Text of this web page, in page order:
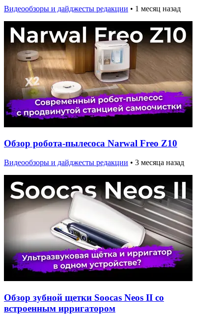
Видеообзоры и дайджесты редакции • 1 месяц назад
Обзор робота-пылесоса Narwal Freo Z10
Видеообзоры и дайджесты редакции • 3 месяца назад
Обзор зубной щетки Soocas Neos II со
встроенным ирригатором